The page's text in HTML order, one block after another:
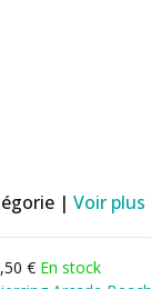
| Voir plus
€ En stock